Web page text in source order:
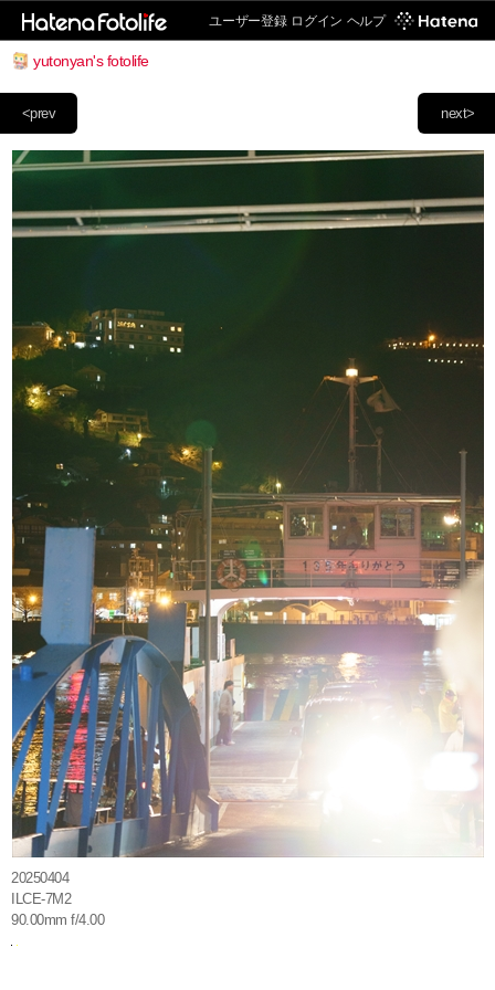
ユーザー登録 ログイン ヘルプ
yutonyan's fotolife
next>
<prev
20250404
ILCE-7M2
90.00mm f/4.00